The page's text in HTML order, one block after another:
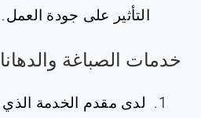
التأثير على جودة العمل.
خدمات الصباغة
لدى مقدم الخدمة